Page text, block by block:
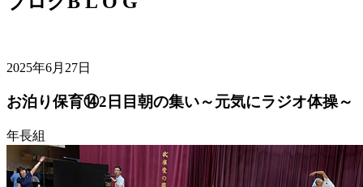
2025年6月27日
お泊り保育⑭2日目朝の集い～元気にラジオ体操～
年長組